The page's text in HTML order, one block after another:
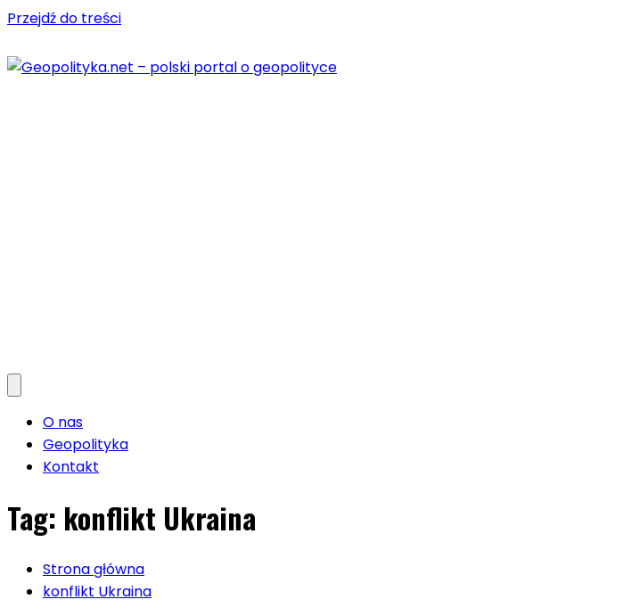
Przejdź do treści
O nas
Geopolityka
Kontakt
Tag: konflikt Ukraina
Strona główna
konflikt Ukraina